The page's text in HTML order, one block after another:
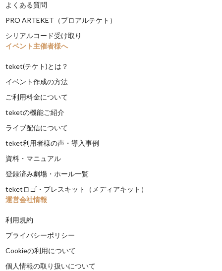
よくある質問
PRO ARTEKET（プロアルテケト）
シリアルコード受け取り
イベント主催者様へ
teket(テケト)とは？
イベント作成の方法
ご利用料金について
teketの機能ご紹介
ライブ配信について
teket利用者様の声・導入事例
資料・マニュアル
登録済み劇場・ホール一覧
teketロゴ・プレスキット（メディアキット）
運営会社情報
利用規約
プライバシーポリシー
Cookieの利用について
個人情報の取り扱いについて